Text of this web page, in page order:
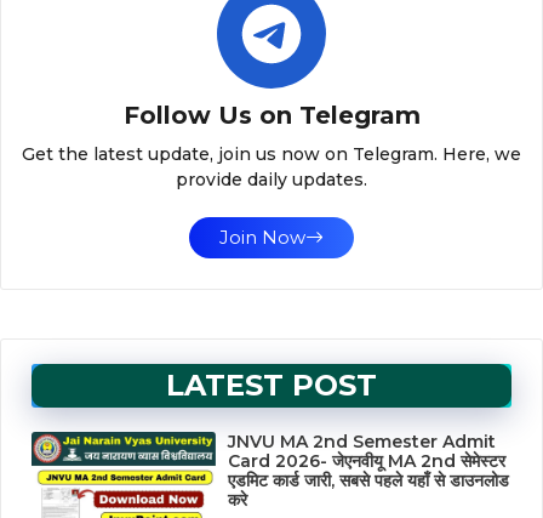
Follow Us on Telegram
Get the latest update, join us now on Telegram. Here, we
provide daily updates.
Join Now
LATEST POST
JNVU MA 2nd Semester Admit
Card 2026- जेएनवीयू MA 2nd सेमेस्टर
एडमिट कार्ड जारी, सबसे पहले यहाँ से डाउनलोड
करे